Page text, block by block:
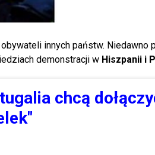
innych państw. Niedawno
demonstracji w Hiszpanii i
chcą